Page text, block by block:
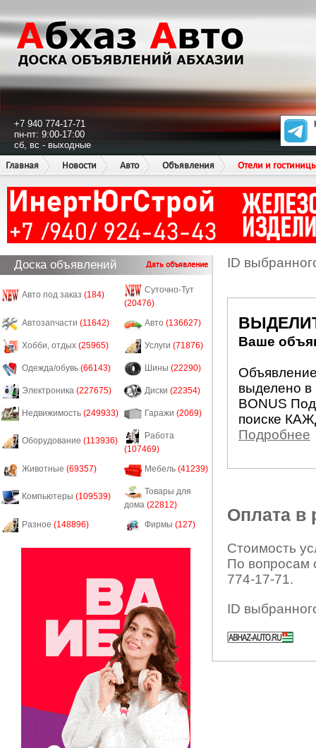
+7 940 774-17-71
пн-пт: 9:00-17:00
сб, вс - выходные
Главная
Новости Авто Объявления Отели и
Доска объявлений Дать объявление
Авто под заказ (184)
Суточно-Тут
(20476)
Автозапчасти (11642) Авто (136627)
Хобби, отдых (25965) Услуги (71876)
Одежда/обувь (66143) Шины (22290)
Электроника (227675) Диски (22354)
Недвижимость (249933) Гаражи (2069)
Оборудование (113936)
Работа
(107469)
Животные (69357) Мебель (41239)
Компьютеры (109539)
Товары для
дома (22812)
Разное (148896) Фирмы (127)
ID
Ваше
выделено в
BONUS
поиске
Подробнее
Оплата в
Стоимость
По вопросам
774-17-71.
ID